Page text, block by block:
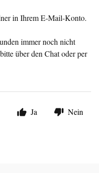
in Ihrem E-Mail-Konto.
immer noch nicht
über den Chat oder per
Ja Nein